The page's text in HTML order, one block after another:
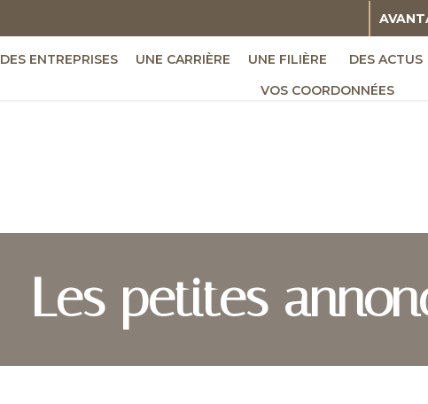
DES ENTREPRISES UNE CARRIÈRE UNE FILIÈRE DES ACTUS
VOS COORDONNÉES
Les petites